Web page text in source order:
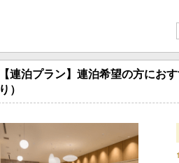
【連泊プラン】連泊希望の方に
り）